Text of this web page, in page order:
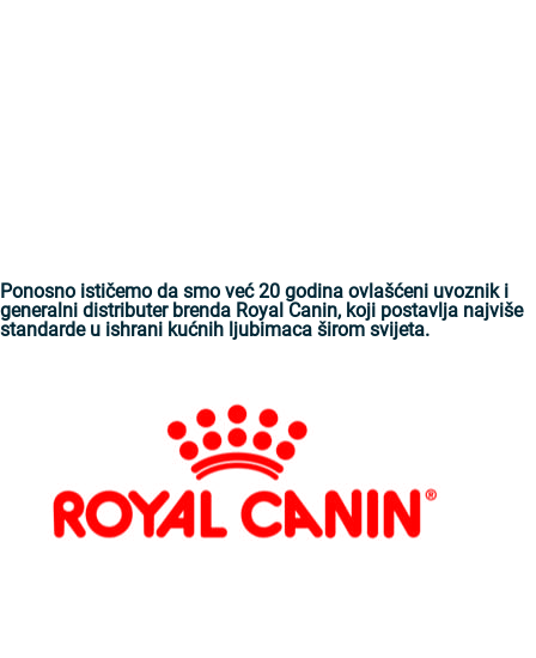
Ponosno ističemo da smo već 20 godina ovlašćeni uvoznik i
generalni distributer brenda Royal Canin, koji postavlja najviše
standarde u ishrani kućnih ljubimaca širom svijeta.